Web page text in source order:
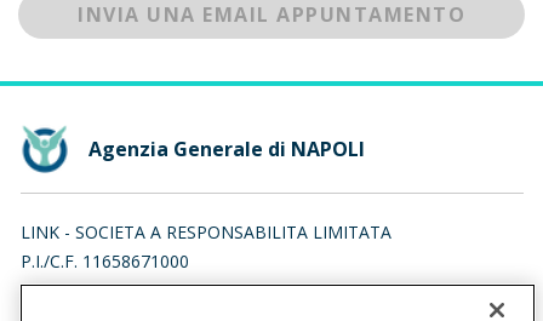
INVIA UNA EMAIL APPUNTAMENTO
Agenzia Generale di NAPOLI
LINK - SOCIETA A RESPONSABILITA LIMITATA
P.I./C.F. 11658671000
CORSO TRIESTE 19, 00198 ROMA (RM)